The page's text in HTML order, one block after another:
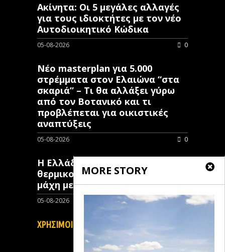
MORE STORY
Ακίνητα: Οι 5 μεγάλες αλλαγές
για τους ιδιοκτήτες με τον νέο
Αυτοδιοικητικό Κώδικα
05-08-2026 0
Νέο masterplan για 5.000
στρέμματα στον Ελαιώνα “στα
σκαριά” – Τι θα αλλάξει γύρω
από τον Βοτανικό και τι
προβλέπεται για οικιστικές
αναπτύξεις
05-08-2026 0
Η Ελλάδα επιστρατεύει
θερμικούς δορυφόρους στη
μάχη με τις πυρκαγιές
05-08-2026 0
ΧΡΗΣΙΜΟΙ ΣΥΝΔΕΣΜΟΙ